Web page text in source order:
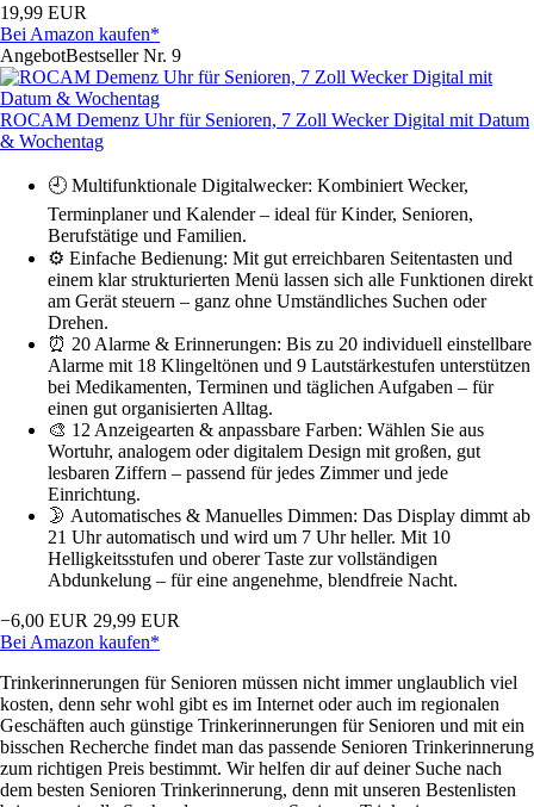
19,99 EUR
Bei Amazon kaufen*
AngebotBestseller Nr. 9
ROCAM Demenz Uhr für Senioren, 7 Zoll Wecker Digital mit Datum
& Wochentag
🕘 Multifunktionale Digitalwecker: Kombiniert Wecker,
Terminplaner und Kalender – ideal für Kinder, Senioren,
Berufstätige und Familien.
⚙️ Einfache Bedienung: Mit gut erreichbaren Seitentasten und
einem klar strukturierten Menü lassen sich alle Funktionen direkt
am Gerät steuern – ganz ohne Umständliches Suchen oder
Drehen.
⏰ 20 Alarme & Erinnerungen: Bis zu 20 individuell einstellbare
Alarme mit 18 Klingeltönen und 9 Lautstärkestufen unterstützen
bei Medikamenten, Terminen und täglichen Aufgaben – für
einen gut organisierten Alltag.
🎨 12 Anzeigearten & anpassbare Farben: Wählen Sie aus
Wortuhr, analogem oder digitalem Design mit großen, gut
lesbaren Ziffern – passend für jedes Zimmer und jede
Einrichtung.
🌛 Automatisches & Manuelles Dimmen: Das Display dimmt ab
21 Uhr automatisch und wird um 7 Uhr heller. Mit 10
Helligkeitsstufen und oberer Taste zur vollständigen
Abdunkelung – für eine angenehme, blendfreie Nacht.
−6,00 EUR 29,99 EUR
Bei Amazon kaufen*
Trinkerinnerungen für Senioren müssen nicht immer unglaublich viel
kosten, denn sehr wohl gibt es im Internet oder auch im regionalen
Geschäften auch günstige Trinkerinnerungen für Senioren und mit ein
bisschen Recherche findet man das passende Senioren Trinkerinnerung
zum richtigen Preis bestimmt. Wir helfen dir auf deiner Suche nach
dem besten Senioren Trinkerinnerung, denn mit unseren Bestenlisten